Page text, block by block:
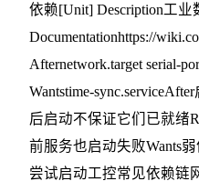
依赖[Unit] Description工业
Documentationhttps://
Afternetwork.target serial-
Wantstime-
后启动不保证它们已就绪
前服务也启动失败Wants
尝试启动工控常见依赖